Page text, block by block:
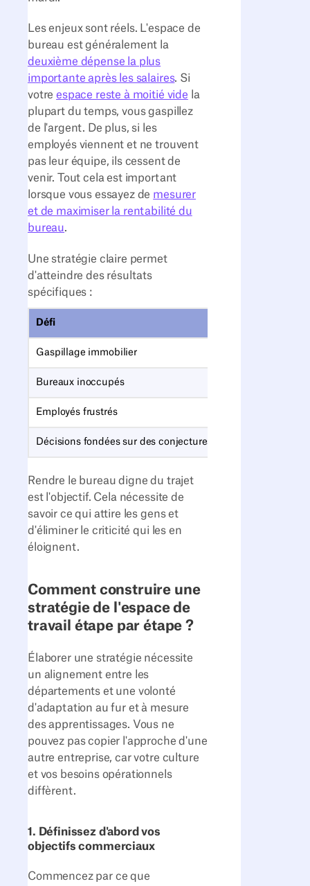
Les enjeux sont réels. L'espace de
bureau est généralement la
deuxième dépense la plus
importante après les salaires. Si
votreespace reste à moitié vide la
plupart du temps, vous gaspillez
de l'argent. De plus, si les
employés viennent et ne trouvent
pas leur équipe, ils cessent de
venir. Tout cela est important
lorsque vous essayez de mesurer
et de maximiser la rentabilité du
bureau.
Une stratégie claire permet
d'atteindre des résultats
spécifiques :
Défi
Gaspillage immobilier
Bureaux inoccupés
Employés frustrés
Décisions fondées sur des conjectures
Rendre le bureau digne du trajet
est l'objectif. Cela nécessite de
savoir ce qui attire les gens et
d'éliminer le criticité qui les en
éloignent.
Comment construire une
stratégie de l'espace de
travail étape par étape ?
Élaborer une stratégie nécessite
un alignement entre les
départements et une volonté
d'adaptation au fur et à mesure
des apprentissages. Vous ne
pouvez pas copier l'approche d'une
autre entreprise, car votre culture
et vos besoins opérationnels
diffèrent.
1. Définissez d'abord vos
objectifs commerciaux
Commencez par ce que